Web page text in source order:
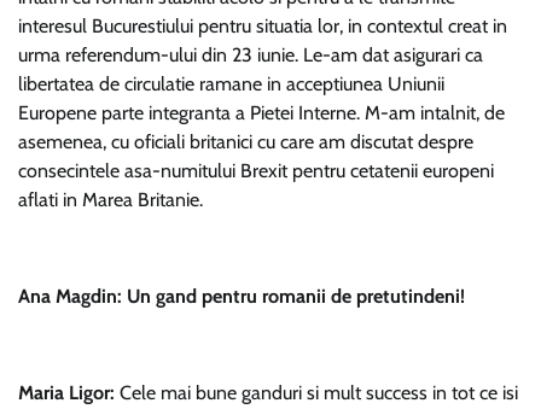
interesul Bucurestiului pentru situatia lor, in contextul creat in
urma referendum-ului din 23 iunie. Le-am dat asigurari ca
libertatea de circulatie ramane in acceptiunea Uniunii
Europene parte integranta a Pietei Interne. M-am intalnit, de
asemenea, cu oficiali britanici cu care am discutat despre
consecintele asa-numitului Brexit pentru cetatenii europeni
aflati in Marea Britanie.
Ana Magdin: Un gand pentru romanii de pretutindeni!
Maria Ligor: Cele mai bune ganduri si mult success in tot ce isi